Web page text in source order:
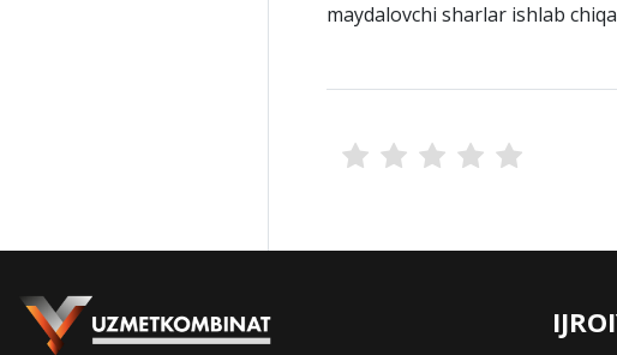
maydalovchi sharlar ishlab